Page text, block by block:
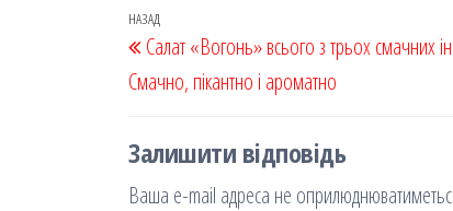
k on ис
я
Навігація
записів
Попередній
запис
НАЗАД
Салат «Вогонь» всього з трьох смачних
Смачно, пікантно і ароматно
Залишити відповідь
Ваша e-mail адреса не